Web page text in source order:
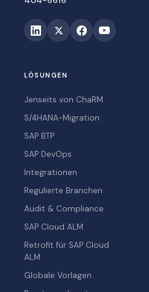
LÖSUNGEN
Jenseits von ChaRM
S/4HANA-Migration
SAP BTP
SAP DevOps
Integrationen
Regulierte Branchen
Audit & Compliance
SAP Cloud ALM
Retrofit für SAP Cloud
ALM
Globale Vorlagen